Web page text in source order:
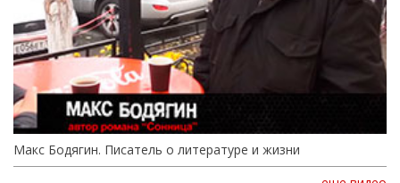
Макс Бодягин. Писатель о литературе и жизни